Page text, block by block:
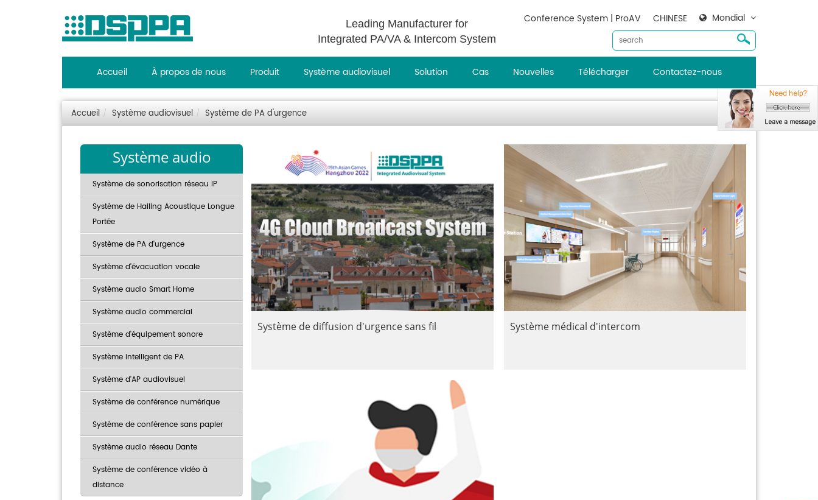
Leading Manufacturer for
Integrated PA/VA & Intercom System
Mondial
CHINESE
Conference System | ProAV
Accueil À propos de nous Produit Système audiovisuel Solution Cas Nouvelles Télécharger Contactez-nous
Accueil Système audiovisuel Système de PA d'urgence
Système audio
Système de sonorisation réseau IP
Système de Hailing Acoustique Longue
Portée
Système de PA d'urgence
Système d'évacuation vocale
Système audio Smart Home
Système audio commercial
Système d'équipement sonore
Système intelligent de PA
Système d'AP audiovisuel
Système de conférence numérique
Système de conférence sans papier
Système audio réseau Dante
Système de conférence vidéo à
distance
Système de diffusion d'urgence sans fil Système médical d'intercom